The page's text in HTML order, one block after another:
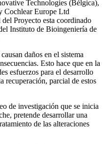
Technologies (Bélgica),
Europe Ltd
Proyecto esta coordinado
Instituto de Bioingeniería de
daños en el sistema
Esto hace que en la
esfuerzos para el desarrollo
recuperación, parcial de estos
de investigación que se inicia
pretende desarrollar una
de las alteraciones